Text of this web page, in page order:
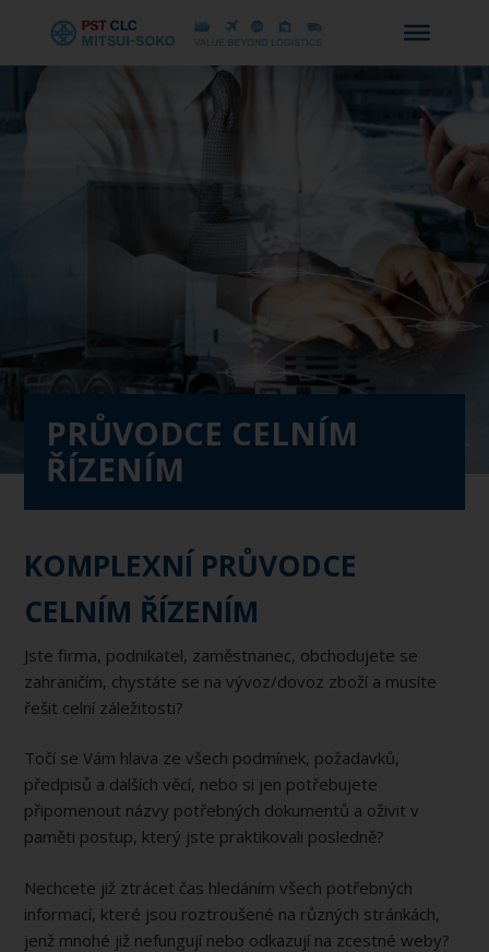
main
content
PRŮVODCE CELNÍM
ŘÍZENÍM
KOMPLEXNÍ PRŮVODCE
CELNÍM ŘÍZENÍM
Jste firma, podnikatel, zaměstnanec, obchodujete se
zahraničím, chystáte se na vývoz/dovoz zboží a musíte
řešit celní záležitosti?
Točí se Vám hlava ze všech podmínek, požadavků,
předpisů a dalších věcí, nebo si jen potřebujete
připomenout názvy potřebných dokumentů a oživit v
paměti postup, který jste praktikovali posledně?
Nechcete již ztrácet čas hledáním všech potřebných
informací, které jsou roztroušené na různých stránkách,
jenž mnohé již nefungují nebo odkazují na zcestné weby?
Close